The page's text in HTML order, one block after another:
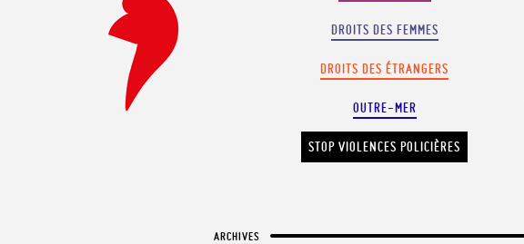
DROITS DES FEMMES
DROITS DES ÉTRANGERS
OUTRE-MER
STOP VIOLENCES POLICIÈRES
ARCHIVES